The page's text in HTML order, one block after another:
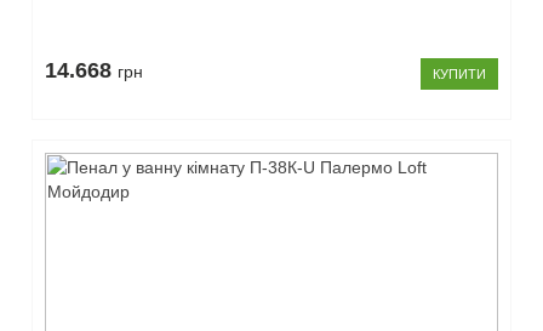
14.668 грн КУПИТИ